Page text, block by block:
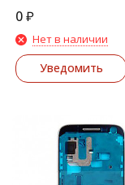
0₽
Нет в наличии
Уведомить